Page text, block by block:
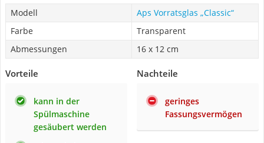
Modell
Aps Vorratsglas „Classic“
Farbe
Transparent
Abmessungen
16 x 12 cm
Vorteile
kann in der
Spülmaschine
gesäubert werden
Nachteile
geringes
Fassungsvermögen